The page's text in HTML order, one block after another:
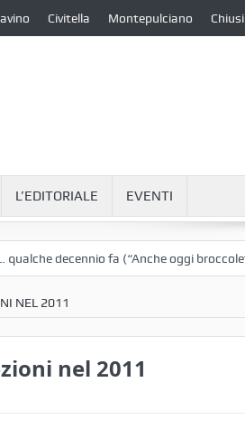
Civitella Montepulciano Chiusi
L’EDITORIALE EVENTI
decennio fa (“Anche oggi broccoletti e
NEL 2011
nel 2011